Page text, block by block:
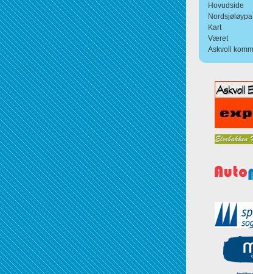
Hovudside
Nordsjøløypa
Kart
Været
Askvoll